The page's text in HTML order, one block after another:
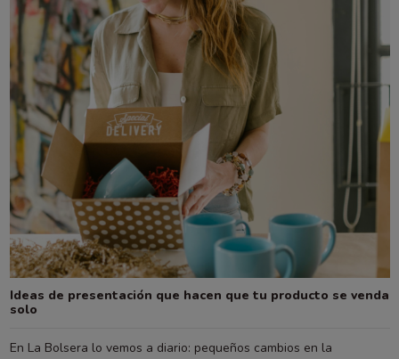
Ideas de presentación que hacen que tu producto se venda
solo
En La Bolsera lo vemos a diario: pequeños cambios en la